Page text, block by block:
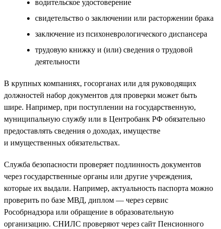
водительское удостоверение
свидетельство о заключении или расторжении брака
заключение из психоневрологического диспансера
трудовую книжку и (или) сведения о трудовой
деятельности
В крупных компаниях, госорганах или для руководящих
должностей набор документов для проверки может быть
шире. Например, при поступлении на государственную,
муниципальную службу или в Центробанк РФ обязательно
предоставлять сведения о доходах, имуществе
и имущественных обязательствах.
Служба безопасности проверяет подлинность документов
через государственные органы или другие учреждения,
которые их выдали. Например, актуальность паспорта можно
проверить по базе МВД, диплом — через сервис
Рособрнадзора или обращение в образовательную
организацию. СНИЛС проверяют через сайт Пенсионного